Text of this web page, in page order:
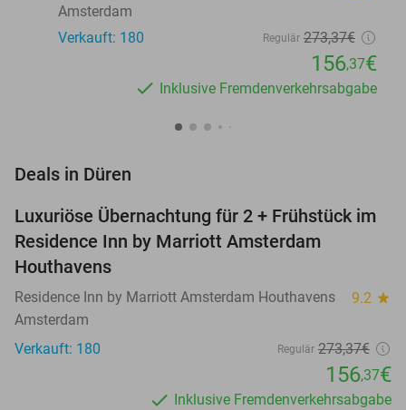
Amsterdam
Verkauft: 180
Regulär 273,37€
156,37€
Inklusive Fremdenverkehrsabgabe
Deals in Düren
43%
Luxuriöse Übernachtung für 2 + Frühstück im
Residence Inn by Marriott Amsterdam
Houthavens
Residence Inn by Marriott Amsterdam Houthavens 9.2 star
Amsterdam
Verkauft: 180
Regulär 273,37€
156,37€
Inklusive Fremdenverkehrsabgabe